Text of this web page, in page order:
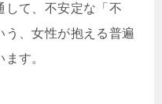
して、不安定な「不
う、女性が抱える普遍
す。